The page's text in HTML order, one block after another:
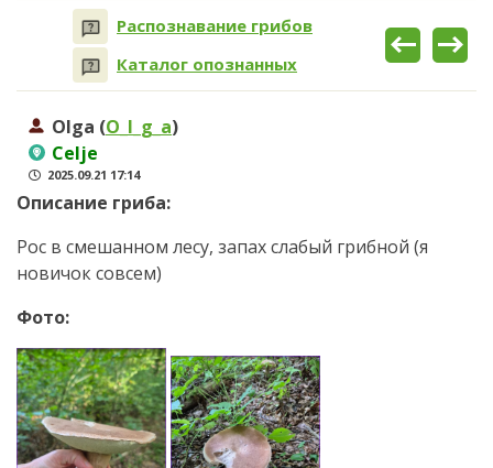
Распознавание грибов
Каталог опознанных
Olga (O_l_g_a)
Celje
2025.09.21 17:14
Описание гриба:
Рос в смешанном лесу, запах слабый грибной (я
новичок совсем)
Фото: